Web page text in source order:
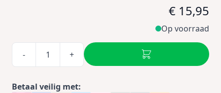
€ 15,95
Op voorraad
- +
Betaal veilig met: